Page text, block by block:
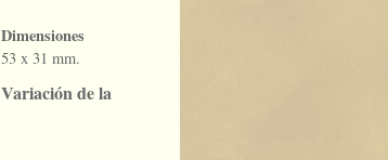
Dimensiones
53 x 31 mm.
Variación de la